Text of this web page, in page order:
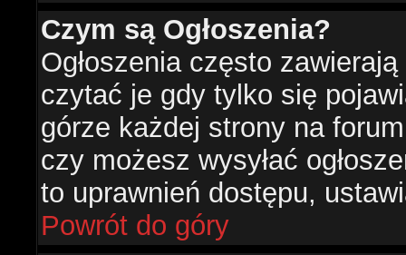
Czym są Ogłoszenia?
Ogłoszenia często
czytać je gdy tylko się
górze każdej strony na
czy możesz wysyłać
to uprawnień dostępu,
Powrót do góry